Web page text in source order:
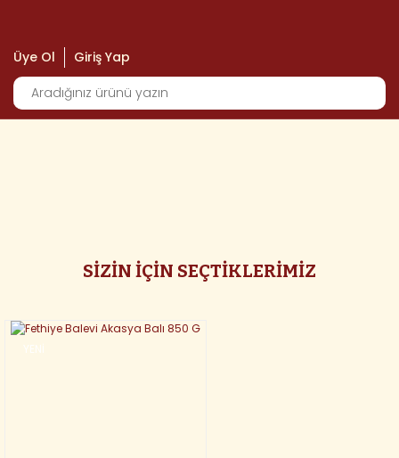
Üye Ol Giriş Yap
SİZİN İÇİN SEÇTİKLERİMİZ
YENİ